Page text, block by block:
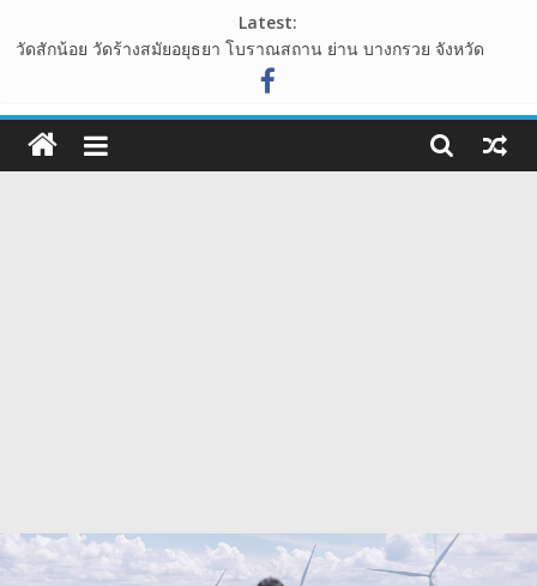
to
Latest:
วัดสักน้อย วัดร้างสมัยอยุธยา โบราณสถาน ย่าน บางกรวย จังหวัด
ไร่ทองสมบูรณ์คลับ เขาใหญ่ ต้นไม้รูปหัวใจ กลางทุ่งหญ้า ที่โอบล้อมไป
ด้วนขุนเขา
อุทยานหินเขางู อ.เมืองราชบุรี แหล่งท่องเที่ยวเชิงธรรมชาติ ที่น่าแวะ
108guide
เว็บ
ที่